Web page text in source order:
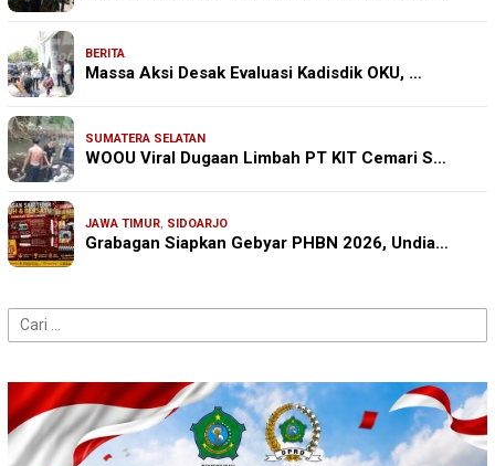
BERITA
Massa Aksi Desak Evaluasi Kadisdik OKU, …
SUMATERA SELATAN
WOOU Viral Dugaan Limbah PT KIT Cemari S…
JAWA TIMUR, SIDOARJO
Grabagan Siapkan Gebyar PHBN 2026, Undia…
Cari
untuk: